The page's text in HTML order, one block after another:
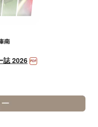
誌 2026